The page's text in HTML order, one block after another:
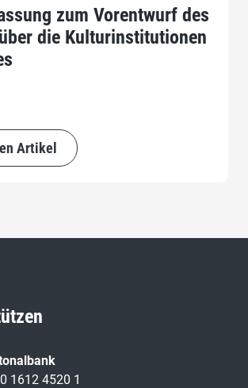
zum Vorentwurf des
die Kulturinstitutionen
Artikel
1612 4520 1